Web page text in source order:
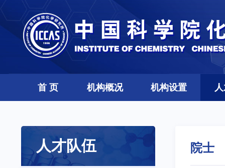
首 页 机构概况 机构设置
人才队伍 院士